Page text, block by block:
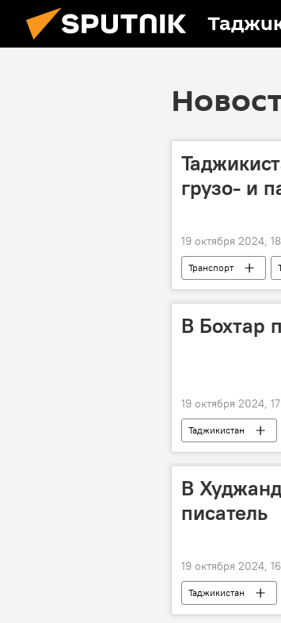
грузо- и
19 октября 2024,
Транспорт
В Бохтар
19 октября 2024,
Таджикистан
В
писатель
19 октября 2024,
Таджикистан
Новости Худжанда